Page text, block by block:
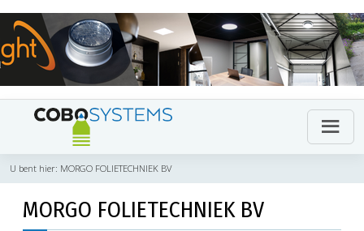
U bent hier: MORGO FOLIETECHNIEK BV
MORGO FOLIETECHNIEK BV